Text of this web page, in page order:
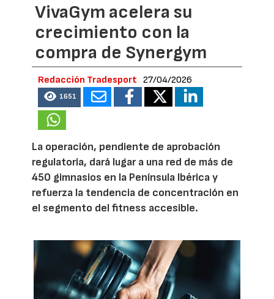
VivaGym acelera su
crecimiento con la
compra de Synergym
Redacción Tradesport 27/04/2026
1651
La operación, pendiente de aprobación
regulatoria, dará lugar a una red de más de
450 gimnasios en la Península Ibérica y
refuerza la tendencia de concentración en
el segmento del fitness accesible.